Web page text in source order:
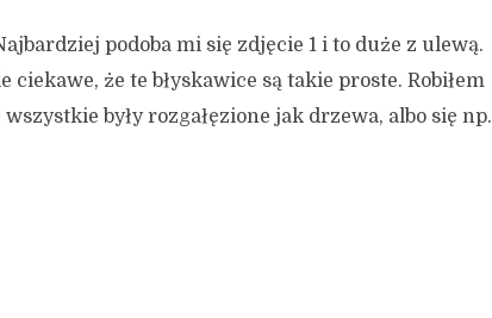
podoba mi się zdjęcie 1 i to duże z ulewą.
ciekawe, że te błyskawice są takie proste. Robiłem
były rozgałęzione jak drzewa, albo się np.